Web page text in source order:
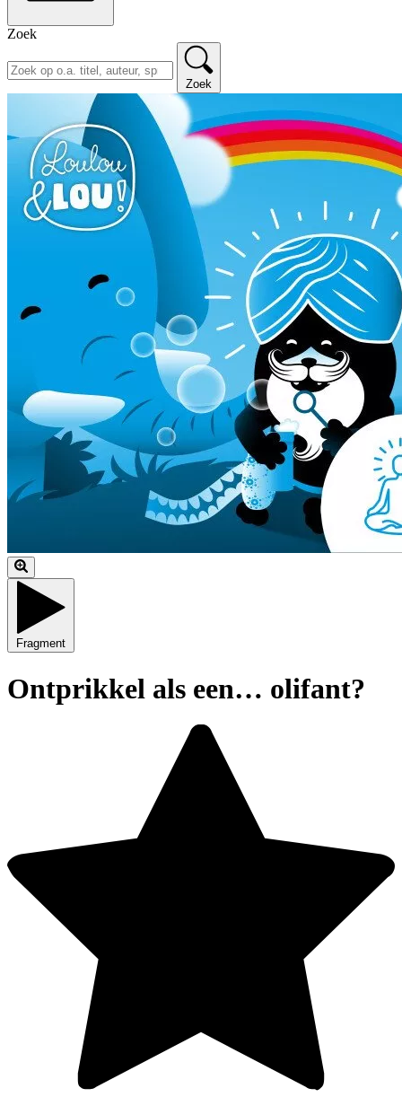
Zoek
Zoek
Fragment
Ontprikkel als een… olifant?